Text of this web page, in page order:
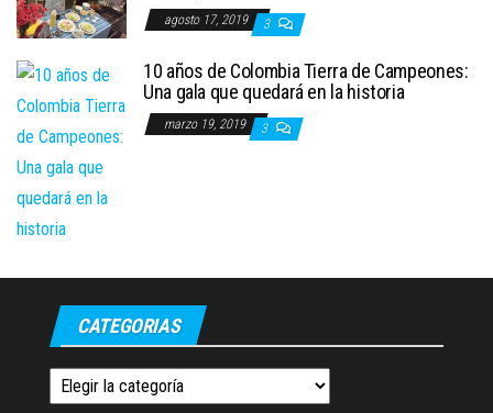
agosto 17, 2019 3
10 años de Colombia Tierra de Campeones:
Una gala que quedará en la historia
marzo 19, 2019 3
CATEGORIAS
Categorias